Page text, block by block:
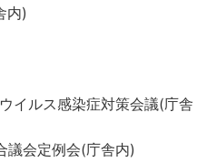
内)
ルス感染症対策会議(庁舎
会定例会(庁舎内)